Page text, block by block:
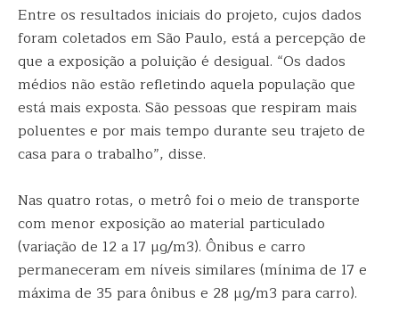
Entre os resultados iniciais do projeto, cujos dados
foram coletados em São Paulo, está a percepção de
que a exposição a poluição é desigual. “Os dados
médios não estão refletindo aquela população que
está mais exposta. São pessoas que respiram mais
poluentes e por mais tempo durante seu trajeto de
casa para o trabalho”, disse.
Nas quatro rotas, o metrô foi o meio de transporte
com menor exposição ao material particulado
(variação de 12 a 17 µg/m3). Ônibus e carro
permaneceram em níveis similares (mínima de 17 e
máxima de 35 para ônibus e 28 µg/m3 para carro).